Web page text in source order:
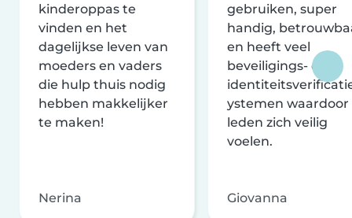
kinderoppas te
vinden en het
dagelijkse leven van
moeders en vaders
die hulp thuis nodig
hebben makkelijker
te maken!
Nerina
gebruiken, super
handig,
en heeft veel
beveiligings- en
ystemen waardoor
leden zich veilig
voelen.
Giovanna